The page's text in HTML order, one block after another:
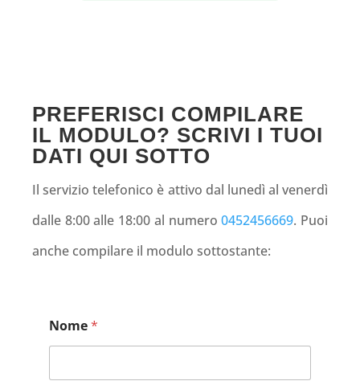
PREFERISCI COMPILARE
IL MODULO? SCRIVI I TUOI
DATI QUI SOTTO
Il servizio telefonico è attivo dal lunedì al venerdì
dalle 8:00 alle 18:00 al numero 0452456669. Puoi
anche compilare il modulo sottostante:
Nome*